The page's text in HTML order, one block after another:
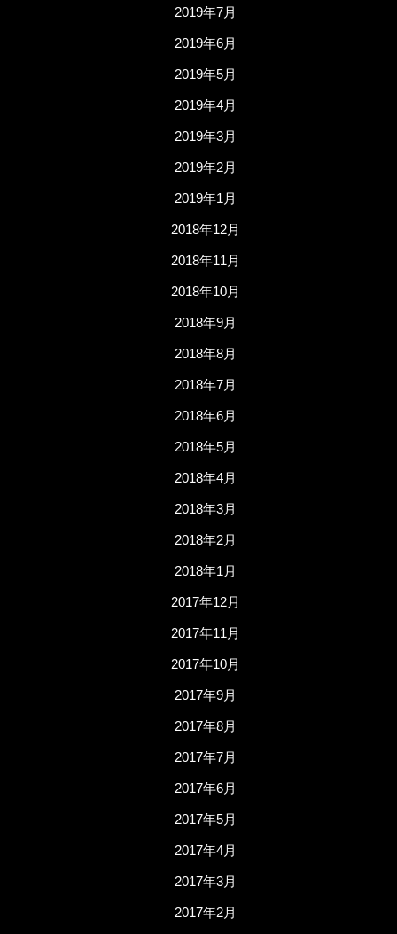
2019年7月
2019年6月
2019年5月
2019年4月
2019年3月
2019年2月
2019年1月
2018年12月
2018年11月
2018年10月
2018年9月
2018年8月
2018年7月
2018年6月
2018年5月
2018年4月
2018年3月
2018年2月
2018年1月
2017年12月
2017年11月
2017年10月
2017年9月
2017年8月
2017年7月
2017年6月
2017年5月
2017年4月
2017年3月
2017年2月